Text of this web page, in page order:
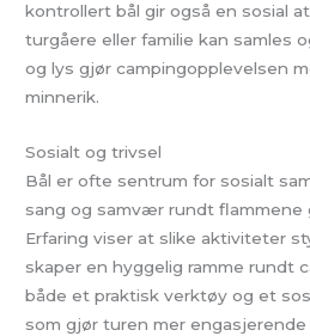
kontrollert bål gir også en sosial
turgåere eller familie kan samles
og lys gjør campingopplevelsen
minnerik.
Sosialt og trivsel
Bål er ofte sentrum for sosialt
sang og samvær rundt flammene
Erfaring viser at slike aktiviteter
skaper en hyggelig ramme rundt
både et praktisk verktøy og et
som gjør turen mer